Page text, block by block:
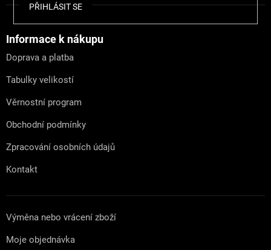
PŘIHLÁSIT SE
Informace k nákupu
Doprava a platba
Tabulky velikostí
Věrnostní program
Obchodní podmínky
Zpracování osobních údajů
Kontakt
Výměna nebo vrácení zboží
Moje objednávka